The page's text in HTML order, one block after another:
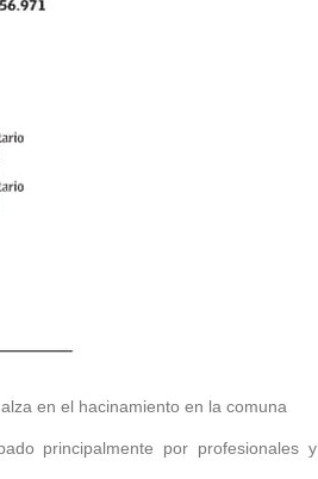
en el hacinamiento en la comuna
principalmente por profesionales y